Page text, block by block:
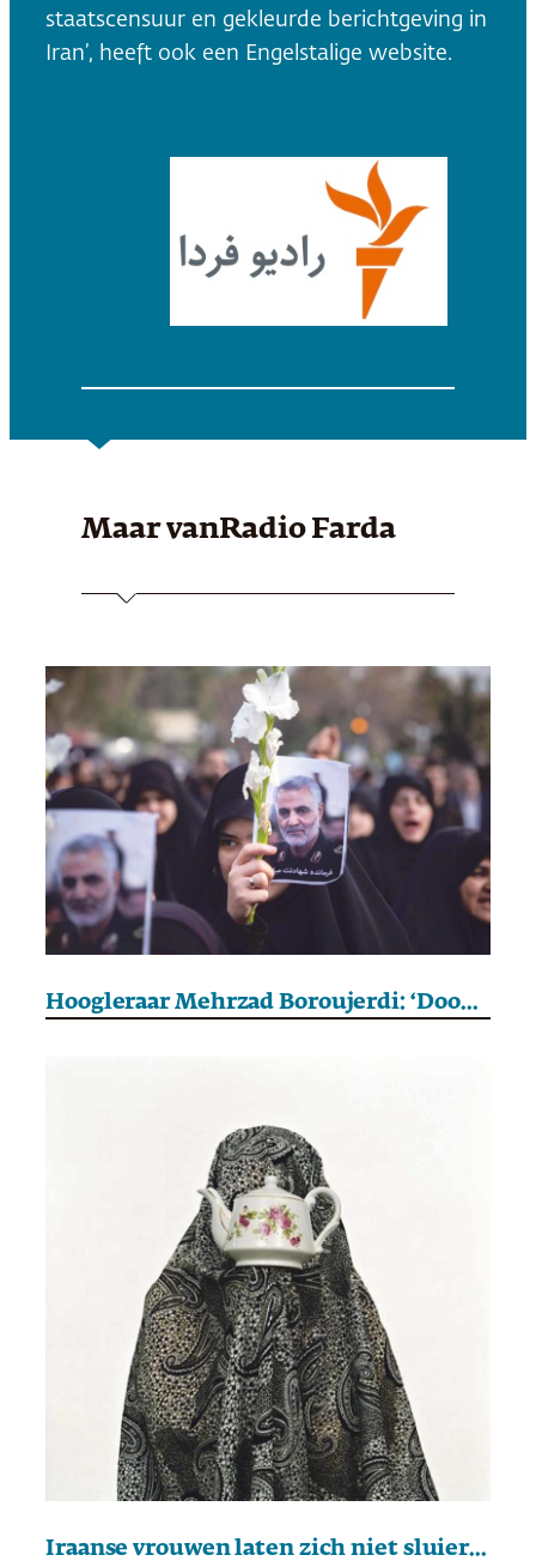
staatscensuur en gekleurde berichtgeving in
Iran’, heeft ook een Engelstalige website.
Maar vanRadio Farda
Hoogleraar Mehrzad Boroujerdi: ‘Dood Soleimani was ernstige inschattingsfout’
Iraanse vrouwen laten zich niet sluieren